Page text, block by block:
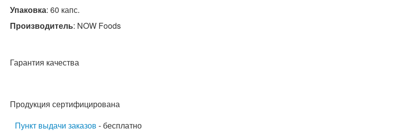
Упаковка: 60 капс.
Производитель: NOW Foods
Гарантия качества
Продукция сертифицирована
Пункт выдачи заказов - бесплатно